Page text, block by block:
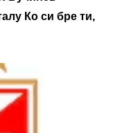
Ко си бре ти,